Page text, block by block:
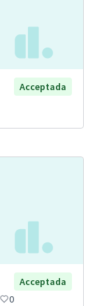
Acceptada
Acceptada
0